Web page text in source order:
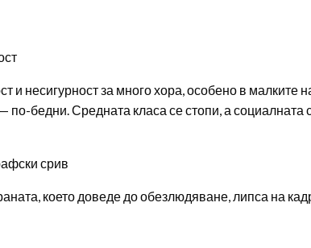
и несигурност за много хора, особено в малките
по-бедни. Средната класа се стопи, а социалната
срив
което доведе до обезлюдяване, липса на